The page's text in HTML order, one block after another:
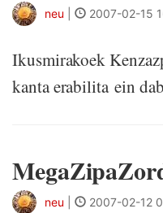
neu 2007-02-15
Ikusmirakoek
kanta erabilita ein
neu 2007-02-12